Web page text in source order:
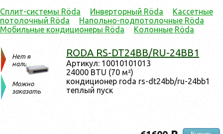
Сплит-системы Röda
Инверторный Röda
Кассетные
потолочный Röda
Напольно-подпотолочные Röda
Мобильные кондиционеры Röda
Колонные Röda
Нет в
наличии
Можно
заказать
RODA RS-DT24BB/RU-24BB1
Ар­ти­кул: 10010101013
24000 BTU (70 м²)
кон­ди­ци­онер roda rs-dt24bb/ru-24bb1
теп­лый пуск